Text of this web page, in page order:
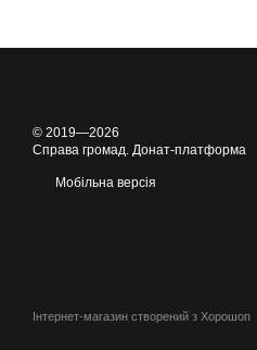
© 2019—2026
Справа громад. Донат-платформа
Мобільна версія
Інтернет-магазин створений з Хорошоп